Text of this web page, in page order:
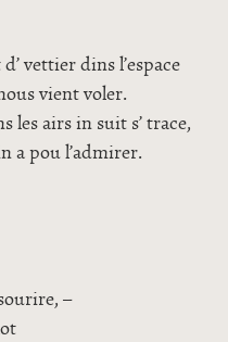
vettier dins l’espace
vient voler.
les airs in suit s’ trace,
a pou l’admirer.
–